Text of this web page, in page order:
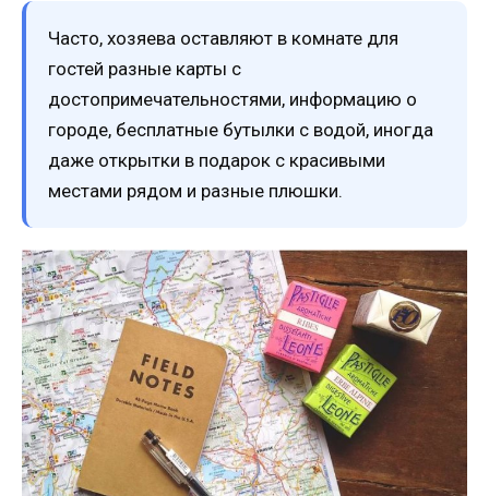
Часто, хозяева оставляют в комнате для
гостей разные карты с
достопримечательностями, информацию о
городе, бесплатные бутылки с водой, иногда
даже открытки в подарок с красивыми
местами рядом и разные плюшки.